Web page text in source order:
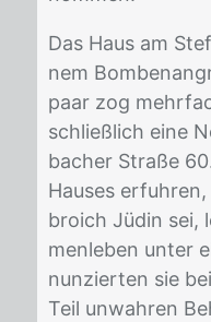
Das Haus am
nem
paar zog
schließ­lich eine
ba­cher Stra­ße
Hau­ses
broich Jü­din sei,
men­le­ben un­ter
nun­zier­ten sie
Teil un­wah­ren